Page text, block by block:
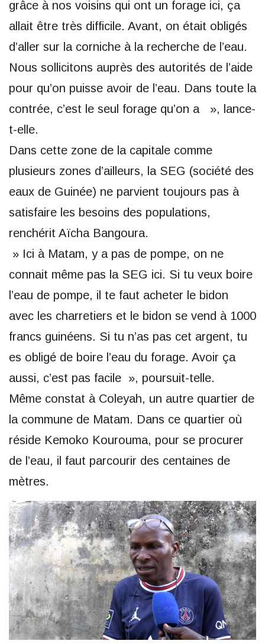
grâce à nos voisins qui ont un forage ici, ça
allait être très difficile. Avant, on était obligés
d’aller sur la corniche à la recherche de l’eau.
Nous sollicitons auprès des autorités de l’aide
pour qu’on puisse avoir de l’eau. Dans toute la
contrée, c’est le seul forage qu’on a », lance-
t-elle.
Dans cette zone de la capitale comme
plusieurs zones d’ailleurs, la SEG (société des
eaux de Guinée) ne parvient toujours pas à
satisfaire les besoins des populations,
renchérit Aïcha Bangoura.
» Ici à Matam, y a pas de pompe, on ne
connait même pas la SEG ici. Si tu veux boire
l’eau de pompe, il te faut acheter le bidon
avec les charretiers et le bidon se vend à 1000
francs guinéens. Si tu n’as pas cet argent, tu
es obligé de boire l’eau du forage. Avoir ça
aussi, c’est pas facile », poursuit-telle.
Même constat à Coleyah, un autre quartier de
la commune de Matam. Dans ce quartier où
réside Kemoko Kourouma, pour se procurer
de l’eau, il faut parcourir des centaines de
mètres.